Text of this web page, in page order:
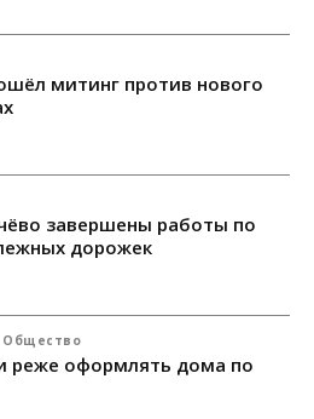
митинг против нового
завершены работы по
дорожек
Общество
реже оформлять дома по